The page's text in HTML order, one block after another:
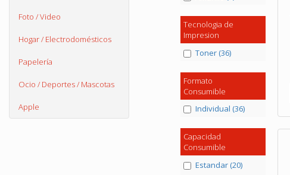
Foto / Video
Hogar / Electrodomésticos
Papelería
Ocio / Deportes / Mascotas
Apple
Tecnologia de
Impresion
Toner (36)
Formato
Consumible
Individual (36)
Capacidad
Consumible
Estandar (20)